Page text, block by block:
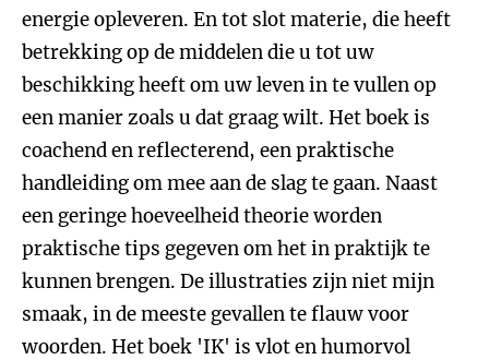
energie opleveren. En tot slot materie, die heeft
betrekking op de middelen die u tot uw
beschikking heeft om uw leven in te vullen op
een manier zoals u dat graag wilt. Het boek is
coachend en reflecterend, een praktische
handleiding om mee aan de slag te gaan. Naast
een geringe hoeveelheid theorie worden
praktische tips gegeven om het in praktijk te
kunnen brengen. De illustraties zijn niet mijn
smaak, in de meeste gevallen te flauw voor
woorden. Het boek 'IK' is vlot en humorvol